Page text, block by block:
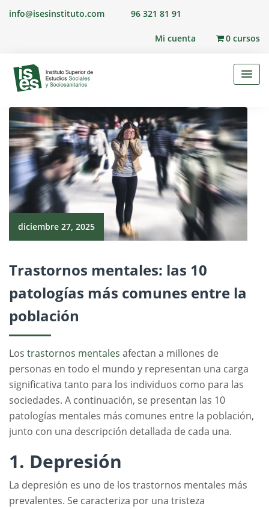
Skipinfo@isesinstituto.com 96 321 81 91
Mi cuenta 0 cursos
diciembre 27, 2025
Trastornos mentales: las 10
patologías más comunes entre la
población
Los trastornos mentales afectan a millones de
personas en todo el mundo y representan una carga
significativa tanto para los individuos como para las
sociedades. A continuación, se presentan las 10
patologías mentales más comunes entre la población,
junto con una descripción detallada de cada una.
1. Depresión
La depresión es uno de los trastornos mentales más
prevalentes. Se caracteriza por una tristeza